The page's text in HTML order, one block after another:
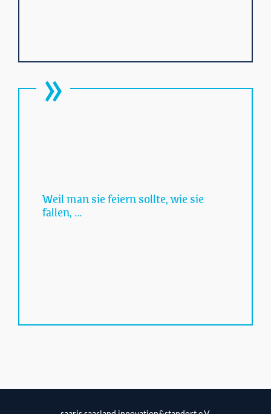
Weil man sie feiern sollte, wie sie
fallen, …